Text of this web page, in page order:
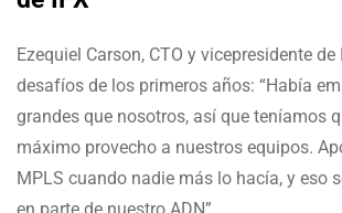
Ezequiel Carson, CTO y vicepresidente de
desafíos de los primeros años: “Había
grandes que nosotros, así que teníamos
máximo provecho a nuestros equipos.
MPLS cuando nadie más lo hacía, y eso